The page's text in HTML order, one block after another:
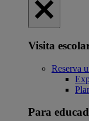
Visita
Reserva
Para